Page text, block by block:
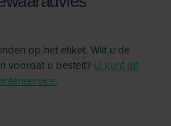
op het etiket. Wilt u de
voordat u bestelt? U kunt dit